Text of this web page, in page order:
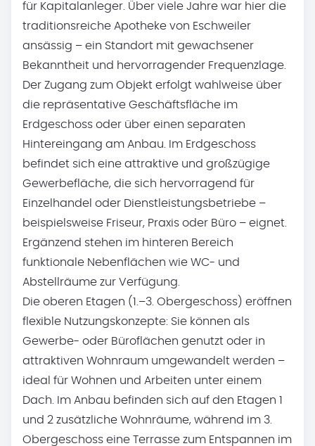
für Kapitalanleger. Über viele Jahre war hier die
traditionsreiche Apotheke von Eschweiler
ansässig – ein Standort mit gewachsener
Bekanntheit und hervorragender Frequenzlage.
Der Zugang zum Objekt erfolgt wahlweise über
die repräsentative Geschäftsfläche im
Erdgeschoss oder über einen separaten
Hintereingang am Anbau. Im Erdgeschoss
befindet sich eine attraktive und großzügige
Gewerbefläche, die sich hervorragend für
Einzelhandel oder Dienstleistungsbetriebe –
beispielsweise Friseur, Praxis oder Büro – eignet.
Ergänzend stehen im hinteren Bereich
funktionale Nebenflächen wie WC- und
Abstellräume zur Verfügung.
Die oberen Etagen (1.–3. Obergeschoss) eröffnen
flexible Nutzungskonzepte: Sie können als
Gewerbe- oder Büroflächen genutzt oder in
attraktiven Wohnraum umgewandelt werden –
ideal für Wohnen und Arbeiten unter einem
Dach. Im Anbau befinden sich auf den Etagen 1
und 2 zusätzliche Wohnräume, während im 3.
Obergeschoss eine Terrasse zum Entspannen im